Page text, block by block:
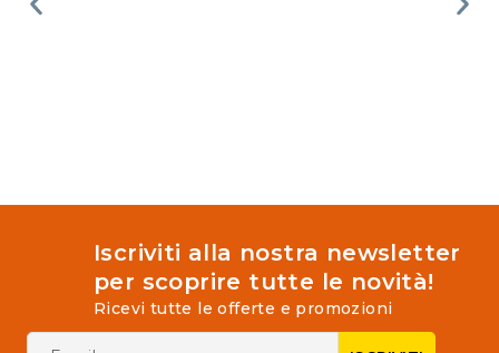
Iscriviti alla nostra newsletter
per scoprire tutte le novità!
Ricevi tutte le offerte e promozioni